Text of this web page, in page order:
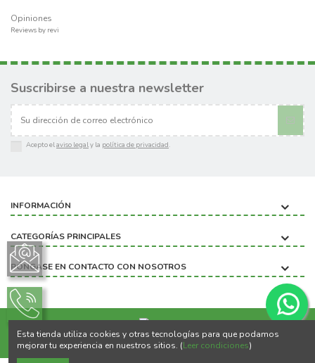
Opiniones
Reviews by revi
Suscribirse a nuestra newsletter
Acepto elaviso legaly la política de privacidad.
INFORMACIÓN
CATEGORÍAS PRINCIPALES
PÓNGASE EN CONTACTO CON NOSOTROS
Copyright ©2020 BIOBICHO
Esta tienda utiliza cookies y otras tecnologías para que podamos
mejorar tu experiencia en nuestros sitios. (Leer condiciones)